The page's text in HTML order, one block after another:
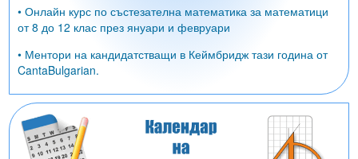
• Онлайн курс по състезателна математика за математици
от 8 до 12 клас през януари и февруари
• Ментори на кандидатстващи в Кеймбридж тази година от
CantaBulgarian.